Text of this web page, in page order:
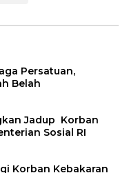
Persatuan,
Belah
Jadup Korban
Sosial RI
Korban Kebakaran